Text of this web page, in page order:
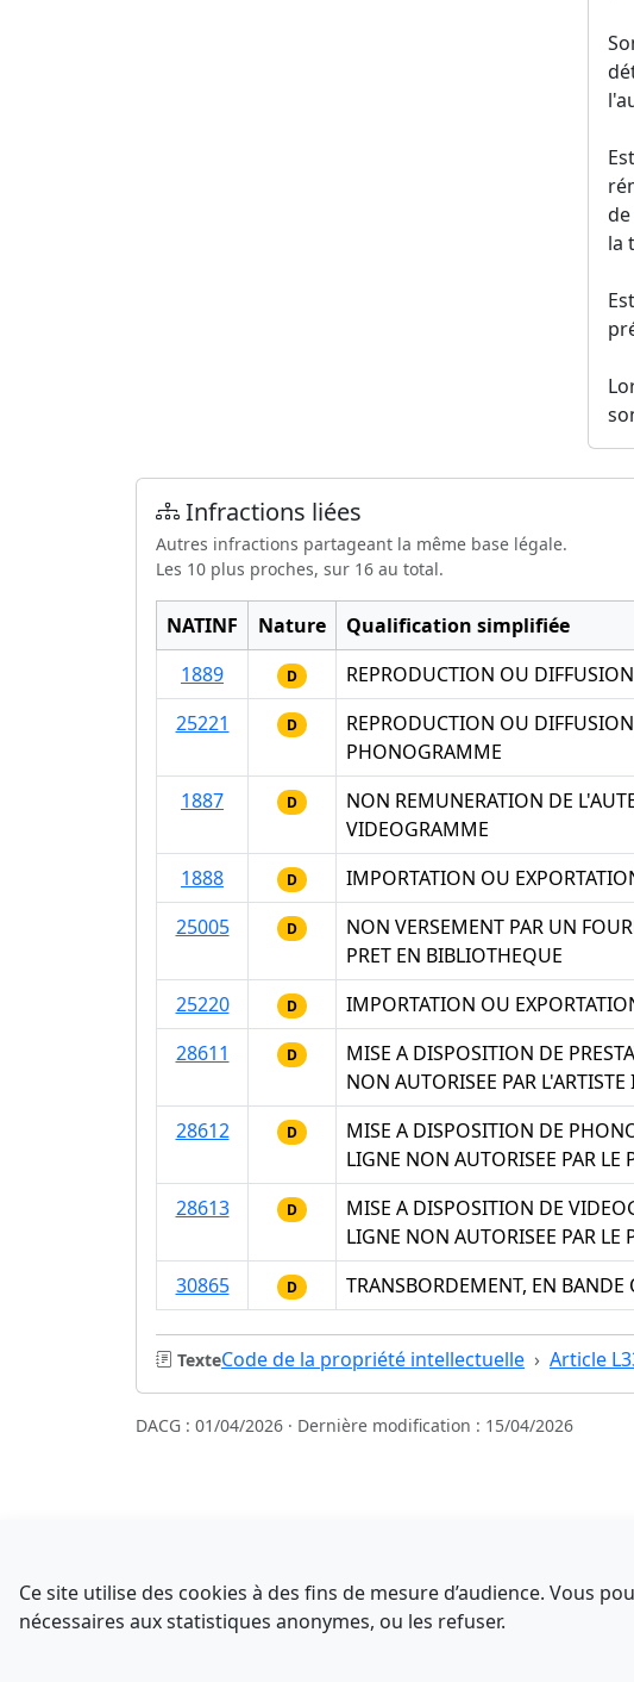
la
Infractions liées
Autres infractions partageant la même base légale.
Les 10 plus proches, sur 16 au total.
NATINF Nature
Qualification simplifiée
1889
D
REPRODUCTION OU
25221
D
REPRODUCTION OU
PHONOGRAMME
1887
D
NON REMUNERATION DE
VIDEOGRAMME
1888
D
IMPORTATION OU
25005
D
NON VERSEMENT PAR UN
PRET EN BIBLIOTHEQUE
25220
D
IMPORTATION OU
28611
D
MISE A DISPOSITION DE
NON AUTORISEE PAR L'ARTISTE
28612
D
MISE A DISPOSITION DE
LIGNE NON AUTORISEE PAR LE
28613
D
MISE A DISPOSITION DE
LIGNE NON AUTORISEE PAR LE
30865
D TRANSBORDEMENT, EN
TexteCode de la propriété intellectuelle Article
DACG : 01/04/2026 · Dernière modification : 15/04/2026
NATINFo
data.gouv.fr
Comment avez-vous découvert NATINFo ?
Ce site utilise des cookies à des fins de mesure d’audience. Vous
nécessaires aux statistiques anonymes, ou les refuser.